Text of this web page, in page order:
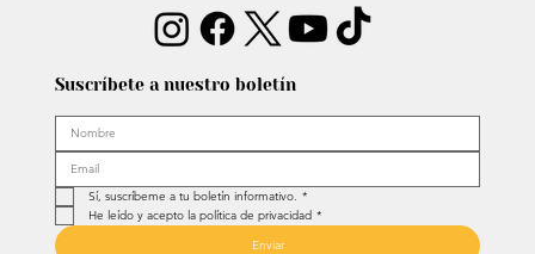
Suscríbete a nuestro boletín
Sí, suscríbeme a tu boletín informativo. *
He leído y acepto la política de privacidad *
Enviar